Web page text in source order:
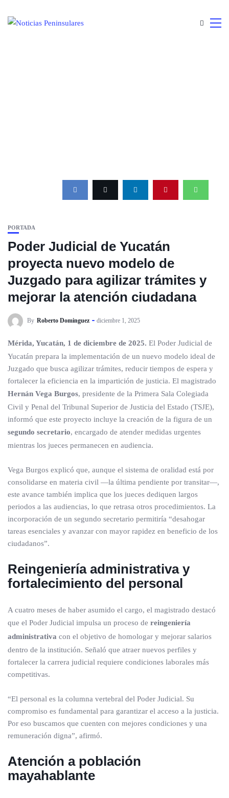
PORTADA
Poder Judicial de Yucatán
proyecta nuevo modelo de
Juzgado para agilizar trámites y
mejorar la atención ciudadana
By Roberto Dominguez diciembre 1, 2025
Mérida, Yucatán, 1 de diciembre de 2025. El Poder Judicial de
Yucatán prepara la implementación de un nuevo modelo ideal de
Juzgado que busca agilizar trámites, reducir tiempos de espera y
fortalecer la eficiencia en la impartición de justicia. El magistrado
Hernán Vega Burgos, presidente de la Primera Sala Colegiada
Civil y Penal del Tribunal Superior de Justicia del Estado (TSJE),
informó que este proyecto incluye la creación de la figura de un
segundo secretario, encargado de atender medidas urgentes
mientras los jueces permanecen en audiencia.
Vega Burgos explicó que, aunque el sistema de oralidad está por
consolidarse en materia civil —la última pendiente por transitar—,
este avance también implica que los jueces dediquen largos
periodos a las audiencias, lo que retrasa otros procedimientos. La
incorporación de un segundo secretario permitiría “desahogar
tareas esenciales y avanzar con mayor rapidez en beneficio de los
ciudadanos”.
Reingeniería administrativa y
fortalecimiento del personal
A cuatro meses de haber asumido el cargo, el magistrado destacó
que el Poder Judicial impulsa un proceso de reingeniería
administrativa con el objetivo de homologar y mejorar salarios
dentro de la institución. Señaló que atraer nuevos perfiles y
fortalecer la carrera judicial requiere condiciones laborales más
competitivas.
“El personal es la columna vertebral del Poder Judicial. Su
compromiso es fundamental para garantizar el acceso a la justicia.
Por eso buscamos que cuenten con mejores condiciones y una
remuneración digna”, afirmó.
Atención a población
mayahablante